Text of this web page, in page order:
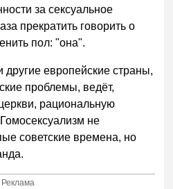
за сексуальное
прекратить говорить о
пол: "она".
европейские страны,
проблемы, ведёт,
рациональную
не
советские времена, но
Реклама